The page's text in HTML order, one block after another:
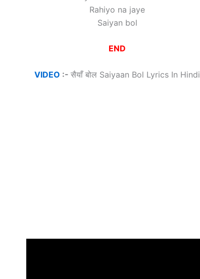
Rahiyo na jaye
Saiyan bol
END
VIDEO :- सैयाँ बोल Saiyaan Bol Lyrics In Hindi